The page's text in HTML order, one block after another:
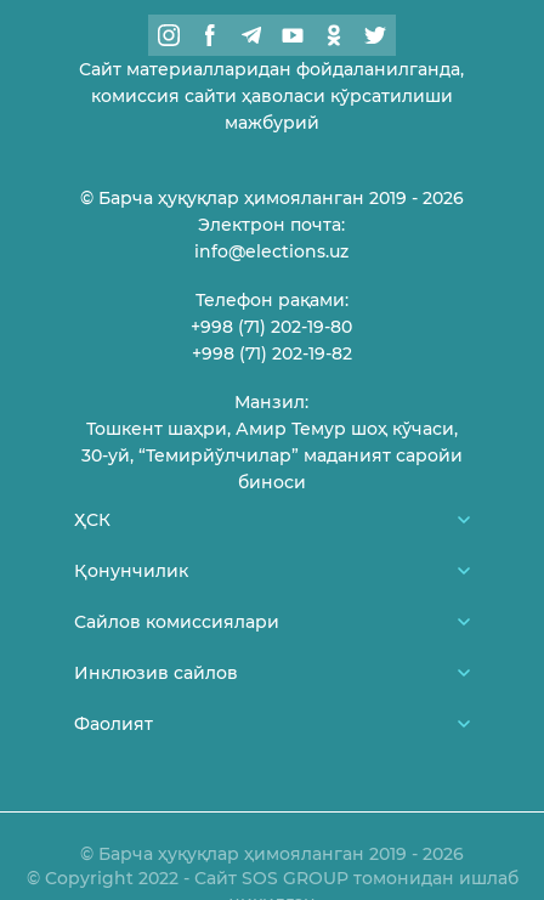
Сайт материалларидан фойдаланилганда,
комиссия сайти ҳаволаси кўрсатилиши
мажбурий
© Барча ҳуқуқлар ҳимояланган 2019 - 2026
Электрон почта:
info@elections.uz
Телефон рақами:
+998 (71) 202-19-80
+998 (71) 202-19-82
Манзил:
Тошкент шаҳри, Амир Темур шоҳ кўчаси,
30-уй, “Темирйўлчилар” маданият саройи
биноси
ҲСК
Биз ҳақимизда
Боғланиш
Қонунчилик
Ўзбекистон Республикаси Конституцияси
ҲСК Қарорлари
Сайлов комиссиялари
Туман/шаҳар сайлов комиссиялари
Инклюзив сайлов
Сайлов ва ёшлар
Фаолият
Эълонлар
ОАВни аккредитациядан ўтказиш тартиби
Медиатека
© Барча ҳуқуқлар ҳимояланган 2019 - 2026
© Copyright 2022 - Сайт SOS GROUP томонидан ишлаб